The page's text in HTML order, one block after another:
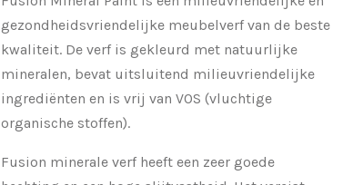
gezondheidsvriendelijke meubelverf van de beste
kwaliteit. De verf is gekleurd met natuurlijke
mineralen, bevat uitsluitend milieuvriendelijke
ingrediënten en is vrij van VOS (vluchtige
organische stoffen).
Fusion minerale verf heeft een zeer goede